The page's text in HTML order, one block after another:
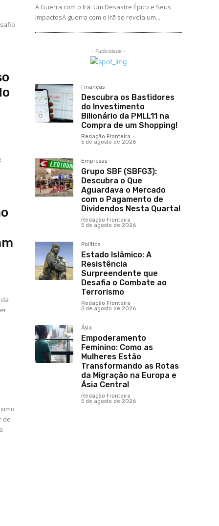
de
A Guerra com o Irã: Um Desastre Épico e Seus
ImpactosA guerra com o Irã se revela um...
- Publicidade -
Finanças
Descubra os Bastidores
do Investimento
Bilionário da PMLL11 na
Compra de um Shopping!
Redação Fronteira -
5 de agosto de 2026
Empresas
Grupo SBF (SBFG3):
Descubra o Que
Aguardava o Mercado
com o Pagamento de
Dividendos Nesta Quarta!
Redação Fronteira -
5 de agosto de 2026
Política
Estado Islâmico: A
Resistência
Surpreendente que
Desafia o Combate ao
Terrorismo
Redação Fronteira -
5 de agosto de 2026
Ásia
Empoderamento
Feminino: Como as
Mulheres Estão
Transformando as Rotas
da Migração na Europa e
Ásia Central
Redação Fronteira -
5 de agosto de 2026